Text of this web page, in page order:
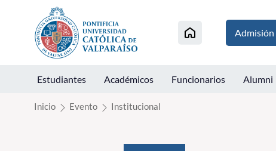
Click acá para ir directamente al contenido
Admisión
Estudiantes Académicos Funcionarios Alumni
Inicio Evento Institucional